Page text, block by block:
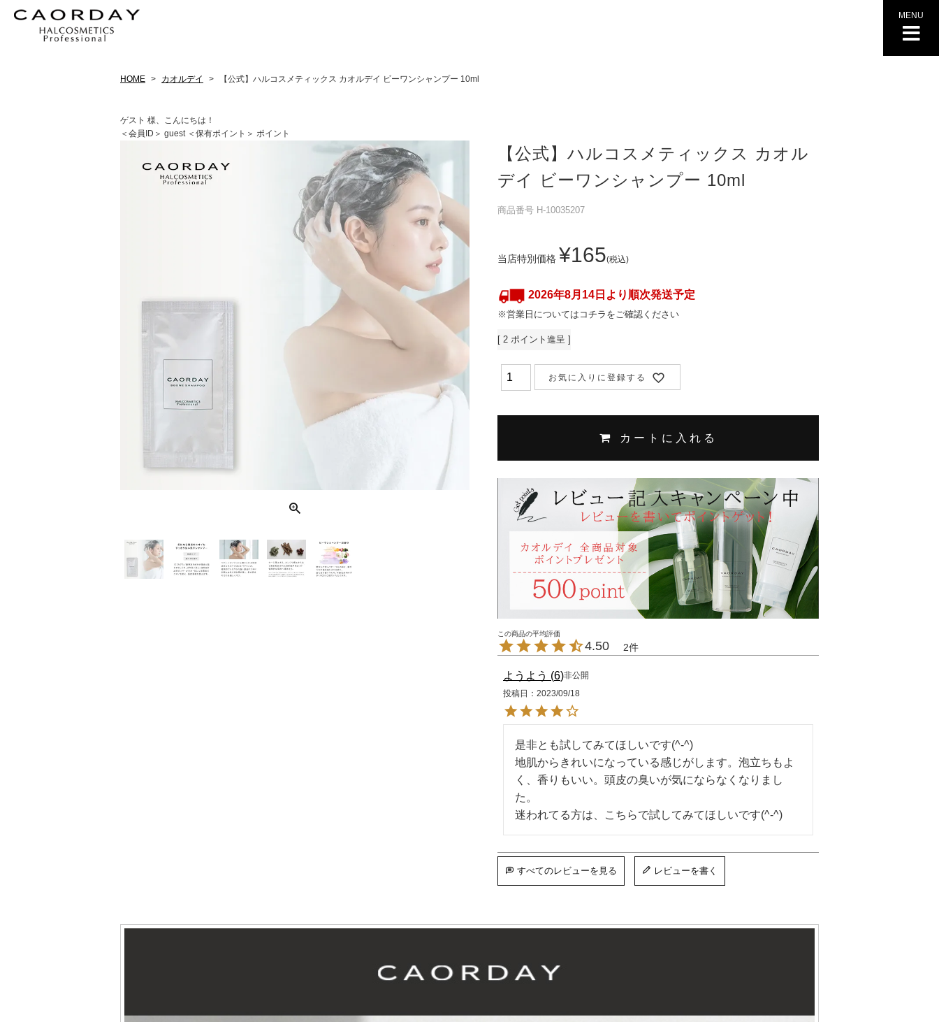
MENU
HOME カオルデイ 【公式】ハルコスメティックス カオルデイ ビーワンシャンプー 10ml
ゲスト 様、こんにちは！
＜会員ID＞ guest ＜保有ポイント＞ ポイント
【公式】ハルコスメティックス カオル
デイ ビーワンシャンプー 10ml
商品番号 H-10035207
当店特別価格 ¥165 税込
2026年8月14日より順次発送予定
※営業日についてはコチラをご確認ください
[ 2 ポイント進呈 ]
お気に入りに登録する
カートに入れる
4.50 2
ようよう 6 非公開
投稿日
2023/09/18
是非とも試してみてほしいです(^-^)
地肌からきれいになっている感じがします。泡立ちもよ
く、香りもいい。頭皮の臭いが気にならなくなりまし
た。
迷われてる方は、こちらで試してみてほしいです(^-^)
すべてのレビューを見る レビューを書く